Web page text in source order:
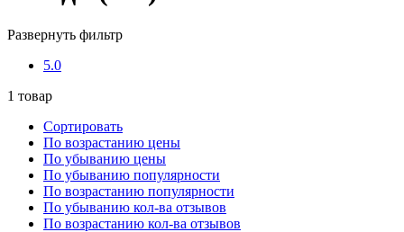
Развернуть фильтр
5.0
1 товар
Сортировать
По возрастанию цены
По убыванию цены
По убыванию популярности
По возрастанию популярности
По убыванию кол-ва отзывов
По возрастанию кол-ва отзывов